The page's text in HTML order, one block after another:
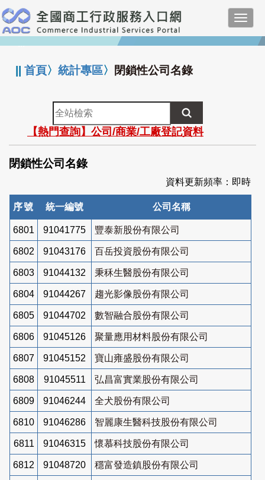
跳
到
主
要
:::
||首頁〉統計專區〉 閉鎖性公司名錄
全
站
檢
索
【熱門查詢】公司/商業/工廠登記資料
閉鎖性公司名錄
資料更新頻率：即時
序號 統一編號 公司名稱
6801 91041775 豐泰新股份有限公司
6802 91043176 百岳投資股份有限公司
6803 91044132 秉秝生醫股份有限公司
6804 91044267 趨光影像股份有限公司
6805 91044702 數智融合股份有限公司
6806 91045126 聚量應用材料股份有限公司
6807 91045152 寶山雍盛股份有限公司
6808 91045511 弘昌富實業股份有限公司
6809 91046244 全犬股份有限公司
6810 91046286 智麗康生醫科技股份有限公司
6811 91046315 懷慕科技股份有限公司
6812 91048720 穩富發造鎮股份有限公司